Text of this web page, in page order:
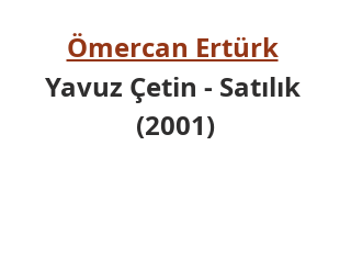
Ömercan Ertürk
Yavuz Çetin - Satılık
(2001)